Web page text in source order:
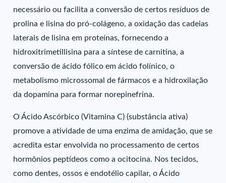
necessário ou facilita a conversão de certos resíduos de
prolina e lisina do pró-colágeno, a oxidação das cadeias
laterais de lisina em proteínas, fornecendo a
hidroxitrimetillisina para a síntese de carnitina, a
conversão de ácido fólico em ácido folínico, o
metabolismo microssomal de fármacos e a hidroxilação
da dopamina para formar norepinefrina.
O Ácido Ascórbico (Vitamina C) (substância ativa)
promove a atividade de uma enzima de amidação, que se
acredita estar envolvida no processamento de certos
hormônios peptídeos como a ocitocina. Nos tecidos,
como dentes, ossos e endotélio capilar, o Ácido